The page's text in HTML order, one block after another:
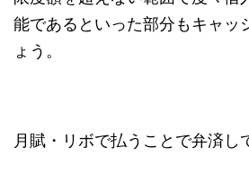
能であるといった部分もキャッ
ょう。
月賦・リボで払うことで弁済し